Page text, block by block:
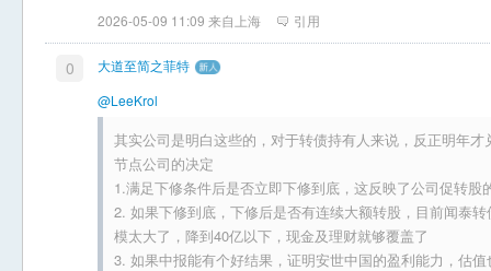
2026-05-09 11:09 来自上海 引用
0
大道至简之菲特
@LeeKrol
其实公司是明白这些的，对于转债持有人来说，反正明年
节点公司的决定
1.满足下修条件后是否立即下修到底，这反映了公司促转股
2. 如果下修到底，下修后是否有连续大额转股，目前闻泰
模太大了，降到40亿以下，现金及理财就够覆盖了
3. 如果中报能有个好结果，证明安世中国的盈利能力，估